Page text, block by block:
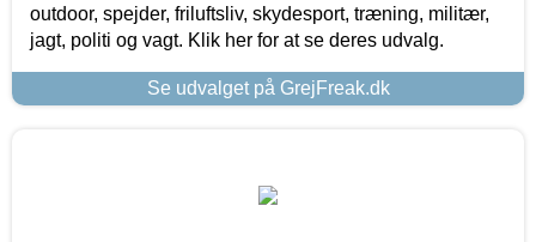
outdoor, spejder, friluftsliv, skydesport, træning, militær,
jagt, politi og vagt. Klik her for at se deres udvalg.
Se udvalget på GrejFreak.dk